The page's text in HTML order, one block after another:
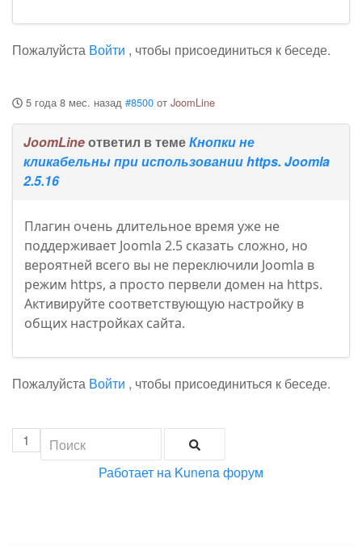
Пожалуйста Войти , чтобы присоединиться к беседе.
5 года 8 мес. назад #8500 от JoomLine
JoomLineответил в темеКнопки не
кликабельны при использовании https. Joomla
2.5.16
Плагин очень длительное время уже не
поддерживает Joomla 2.5 сказать сложно, но
вероятней всего вы не переключили Joomla в
режим https, а просто первели домен на https.
Активируйте соответствующую настройку в
общих настройках сайта.
Пожалуйста Войти , чтобы присоединиться к беседе.
1
Работает на Kunena форум